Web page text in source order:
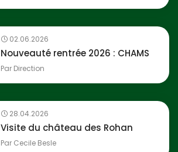
02.06.2026
Nouveauté rentrée 2026 : CHAMS
Par Direction
28.04.2026
Visite du château des Rohan
Par Cecile Besle